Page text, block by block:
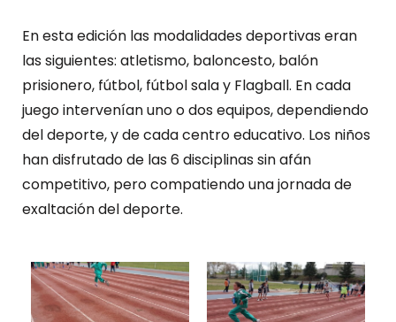
En esta edición las modalidades deportivas eran
las siguientes: atletismo, baloncesto, balón
prisionero, fútbol, fútbol sala y Flagball. En cada
juego intervenían uno o dos equipos, dependiendo
del deporte, y de cada centro educativo. Los niños
han disfrutado de las 6 disciplinas sin afán
competitivo, pero compatiendo una jornada de
exaltación del deporte.